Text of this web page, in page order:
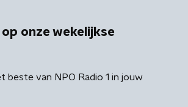
onze wekelijkse
beste van NPO Radio 1 in jouw